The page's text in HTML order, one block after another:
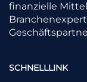
finanzielle
SCHNELLLINK